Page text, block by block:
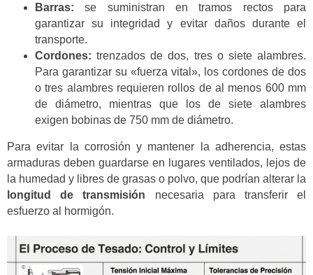
Barras: se suministran en tramos rectos para
garantizar su integridad y evitar daños durante el
transporte.
Cordones: trenzados de dos, tres o siete alambres.
Para garantizar su «fuerza vital», los cordones de dos
o tres alambres requieren rollos de al menos 600 mm
de diámetro, mientras que los de siete alambres
exigen bobinas de 750 mm de diámetro.
Para evitar la corrosión y mantener la adherencia, estas
armaduras deben guardarse en lugares ventilados, lejos de
la humedad y libres de grasas o polvo, que podrían alterar la
longitud de transmisión necesaria para transferir el
esfuerzo al hormigón.